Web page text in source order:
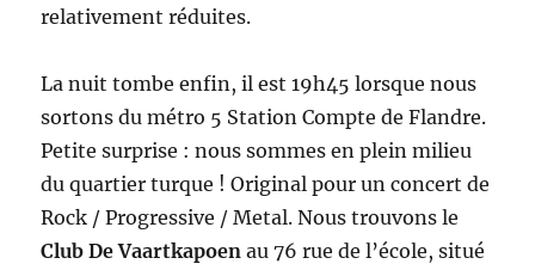
relativement réduites.
La nuit tombe enfin, il est 19h45 lorsque nous
sortons du métro 5 Station Compte de Flandre.
Petite surprise : nous sommes en plein milieu
du quartier turque ! Original pour un concert de
Rock / Progressive / Metal. Nous trouvons le
Club De Vaartkapoen au 76 rue de l’école, situé